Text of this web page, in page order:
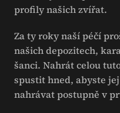
profily našich zvířat.
Za ty roky naší péčí
našich depozitech,
šanci. Nahrát celou
spustit hned, abyste
nahrávat postupně v